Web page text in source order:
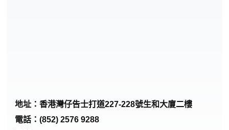
地址：香港灣仔告士打道227-228號生和大廈二樓
電話：(852) 2576 9288